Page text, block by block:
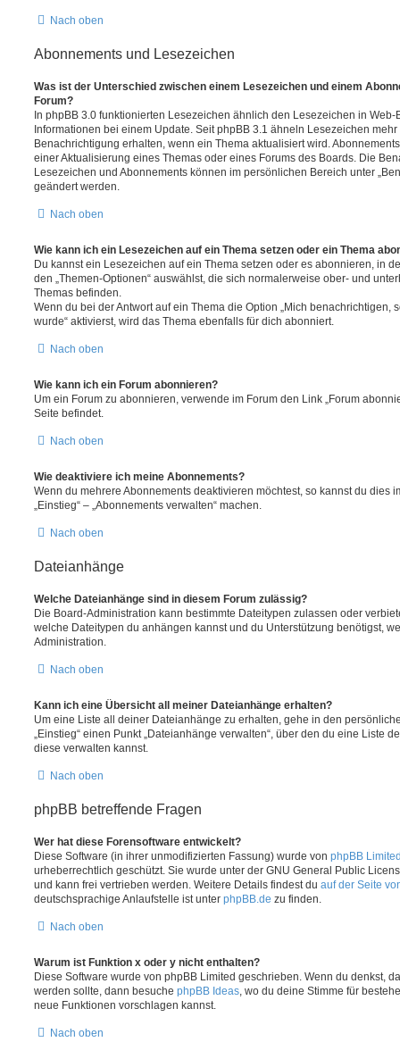
Nach oben
Abonnements und Lesezeichen
Was ist der Unterschied zwischen einem Lesezeichen und einem
Forum?
In phpBB 3.0 funktionierten Lesezeichen ähnlich den Lesezeichen in
Informationen bei einem Update. Seit phpBB 3.1 ähneln Lesezeichen
Benachrichtigung erhalten, wenn ein Thema aktualisiert wird.
einer Aktualisierung eines Themas oder eines Forums des Boards. Die
Lesezeichen und Abonnements können im persönlichen Bereich unter
geändert werden.
Nach oben
Wie kann ich ein Lesezeichen auf ein Thema setzen oder ein Thema
Du kannst ein Lesezeichen auf ein Thema setzen oder es abonnieren, in
den „Themen-Optionen“ auswählst, die sich normalerweise ober- und
Themas befinden.
Wenn du bei der Antwort auf ein Thema die Option „Mich benachrichtigen,
wurde“ aktivierst, wird das Thema ebenfalls für dich abonniert.
Nach oben
Wie kann ich ein Forum abonnieren?
Um ein Forum zu abonnieren, verwende im Forum den Link „Forum
Seite befindet.
Nach oben
Wie deaktiviere ich meine Abonnements?
Wenn du mehrere Abonnements deaktivieren möchtest, so kannst du dies
„Einstieg“ – „Abonnements verwalten“ machen.
Nach oben
Dateianhänge
Welche Dateianhänge sind in diesem Forum zulässig?
Die Board-Administration kann bestimmte Dateitypen zulassen oder
welche Dateitypen du anhängen kannst und du Unterstützung benötigst,
Administration.
Nach oben
Kann ich eine Übersicht all meiner Dateianhänge erhalten?
Um eine Liste all deiner Dateianhänge zu erhalten, gehe in den
„Einstieg“ einen Punkt „Dateianhänge verwalten“, über den du eine Liste
diese verwalten kannst.
Nach oben
phpBB betreffende Fragen
Wer hat diese Forensoftware entwickelt?
Diese Software (in ihrer unmodifizierten Fassung) wurde von phpBB
urheberrechtlich geschützt. Sie wurde unter der GNU General Public
und kann frei vertrieben werden. Weitere Details findest du auf der Seite
deutschsprachige Anlaufstelle ist unter phpBB.de zu finden.
Nach oben
Warum ist Funktion x oder y nicht enthalten?
Diese Software wurde von phpBB Limited geschrieben. Wenn du denkst,
werden sollte, dann besuche phpBB Ideas , wo du deine Stimme für
neue Funktionen vorschlagen kannst.
Nach oben